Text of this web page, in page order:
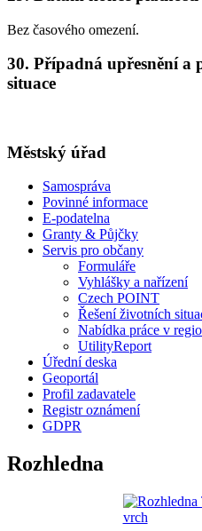
Bez časového omezení.
30. Případná upřesnění a
situace
Městský úřad
Samospráva
Povinné informace
E-podatelna
Granty & Půjčky
Servis pro občany
Formuláře
Vyhlášky a nařízení
Czech POINT
Řešení životních
Nabídka práce v
UtilityReport
Úřední deska
Geoportál
Profil zadavatele
Registr oznámení
GDPR
Rozhledna